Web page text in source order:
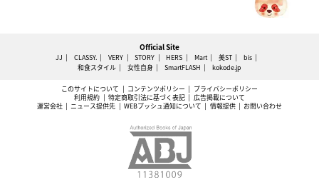
Official Site
JJ CLASSY. VERY STORY HERS Mart 美ST
bis
和食スタイル
女性自身 SmartFLASH kokode.jp
このサイトについて コンテンツポリシー
プライバシーポリシー
利用規約
特定商取引法に基づく表記
広告掲載について
運営会社
ニュース提供先 WEBプッシュ通知について 情報提供 お問い合わせ